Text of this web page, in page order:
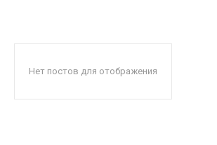
Нет постов для отображения